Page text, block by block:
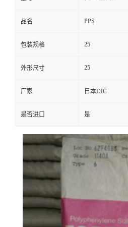
品名 PPS
包装规格 25
外形尺寸 25
厂家 日本DIC
是否进口 是